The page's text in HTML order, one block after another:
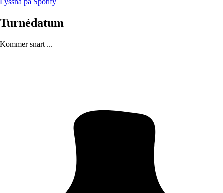
Lyssna på Spotify
Turnédatum
Kommer snart ...